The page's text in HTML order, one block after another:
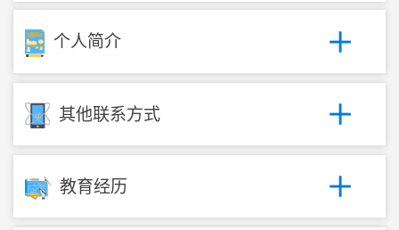
个人简介
其他联系方式
教育经历